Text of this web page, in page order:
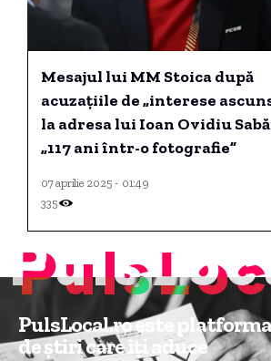
Mesajul lui MM Stoica după
acuzațiile de „interese
la adresa lui Ioan Ovidiu
„117 ani într-o fotografie”
07 aprilie 2025 - 01:49
335
PulsLocal.ro este platforma
de știri care îți aduce